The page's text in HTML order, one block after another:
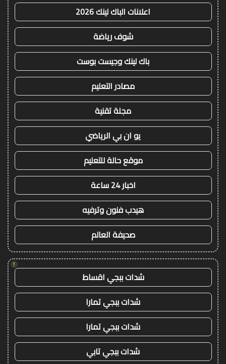
اعلانات الباك لينك 2026
شوف رياضة
باك لينك وجيست بوست
مصادر التعليم
مجلة تقنية
يو ان بي الرياضي
موقع حالة للتعليم
اخبار 24 ساعة
هيدب فنون وترفيه
صحيفة العالم
!
شدات ببجي اقساط
شدات ببجي تمارا
شدات ببجي تمارا
شدات ببجي تابي